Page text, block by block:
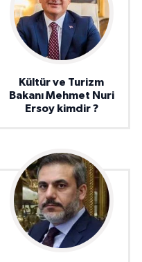
Kültür ve Turizm
Bakanı Mehmet Nuri
Ersoy kimdir ?